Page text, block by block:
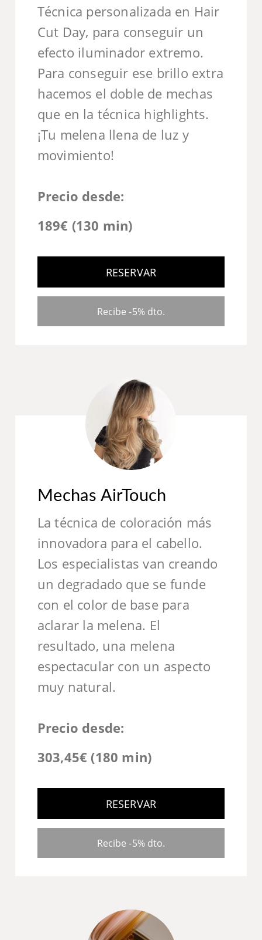
Técnica personalizada en Hair
Cut Day, para conseguir un
efecto iluminador extremo.
Para conseguir ese brillo extra
hacemos el doble de mechas
que en la técnica highlights.
¡Tu melena llena de luz y
movimiento!
Precio desde:
189€ (130 min)
RESERVAR
Recibe -5% dto.
Mechas AirTouch
La técnica de coloración más
innovadora para el cabello.
Los especialistas van creando
un degradado que se funde
con el color de base para
aclarar la melena. El
resultado, una melena
espectacular con un aspecto
muy natural.
Precio desde:
303,45€ (180 min)
RESERVAR
Recibe -5% dto.